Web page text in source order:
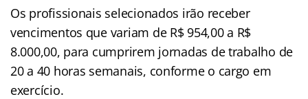
Os profissionais selecionados irão receber
vencimentos que variam de R$ 954,00 a R$
8.000,00, para cumprirem jornadas de trabalho de
20 a 40 horas semanais, conforme o cargo em
exercício.